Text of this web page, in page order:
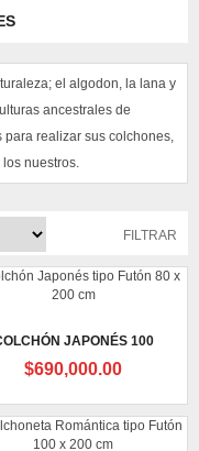
el algodon, la lana y
ancestrales de
para realizar sus colchones,
nuestros.
FILTRAR
JAPONÉS 100
$690,000.00